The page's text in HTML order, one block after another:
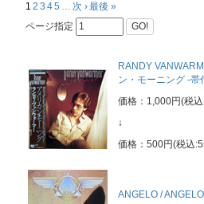
はこちらから！
※買取に関するメールは
こちら までお願い致します。
1 2 3 45 … 次 ›最後 »
ページ指定
GO!
RANDY
ン・モーニング -帯
価格：1,000円(税
↓
価格：500円(税込
ANGELO / ANGELO